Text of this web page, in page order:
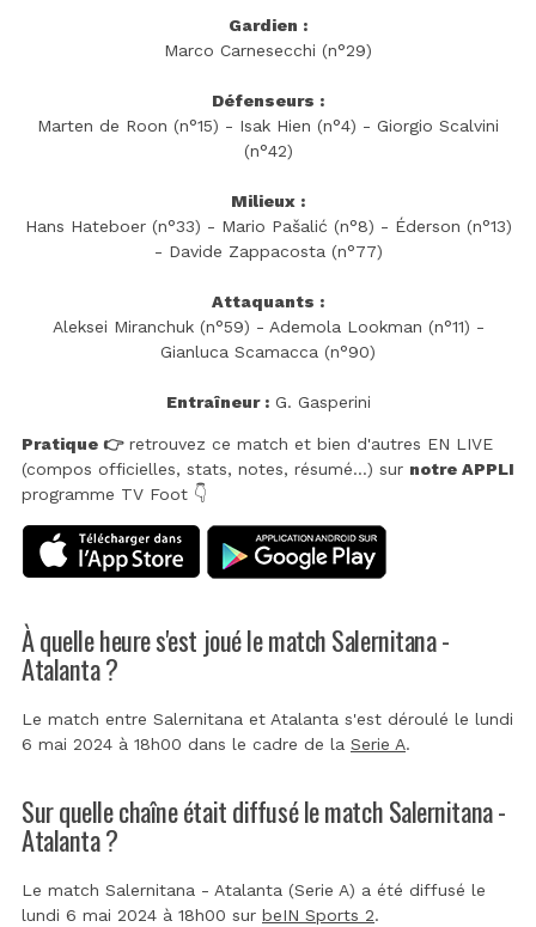
Gardien :
Marco Carnesecchi (n°29)
Défenseurs :
Marten de Roon (n°15) - Isak Hien (n°4) - Giorgio Scalvini
(n°42)
Milieux :
Hans Hateboer (n°33) - Mario Pašalić (n°8) - Éderson (n°13)
- Davide Zappacosta (n°77)
Attaquants :
Aleksei Miranchuk (n°59) - Ademola Lookman (n°11) -
Gianluca Scamacca (n°90)
Entraîneur :G. Gasperini
Pratique 👉retrouvez ce match et bien d'autres EN LIVE
(compos officielles, stats, notes, résumé...) sur notre APPLI
programme TV Foot 👇
À quelle heure s'est joué le match Salernitana -
Atalanta ?
Le match entre Salernitana et Atalanta s'est déroulé le lundi
6 mai 2024 à 18h00 dans le cadre de la Serie A.
Sur quelle chaîne était diffusé le match Salernitana -
Atalanta ?
Le match Salernitana - Atalanta (Serie A) a été diffusé le
lundi 6 mai 2024 à 18h00 sur beIN Sports 2.